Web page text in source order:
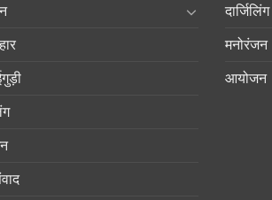
दार्जिलिंग
मनोरंजन
आयोजन